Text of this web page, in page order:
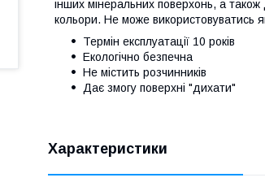
інших мінеральних поверхонь, а
кольори. Не може використовуватись
Термін експлуатації 10 років
Екологічно безпечна
Не містить розчинників
Дає змогу поверхні "дихати"
Характеристики